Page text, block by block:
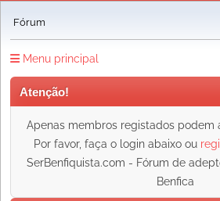
Fórum
Menu principal
Atenção!
Apenas membros registados podem
Por favor, faça o login abaixo ou
SerBenfiquista.com - Fórum de
Benfica